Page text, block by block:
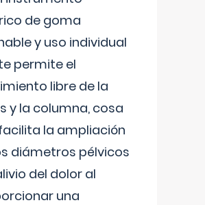
de goma
y uso individual
permite el
libre de la
y la columna, cosa
la ampliación
diámetros pélvicos
del dolor al
una